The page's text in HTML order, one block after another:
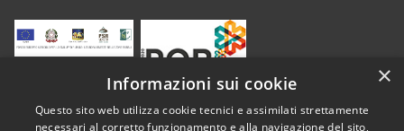
×
Informazioni sui cookie
Questo sito web utilizza cookie tecnici e assimilati strettamente
necessari al corretto funzionamento e alla navigazione del sito,